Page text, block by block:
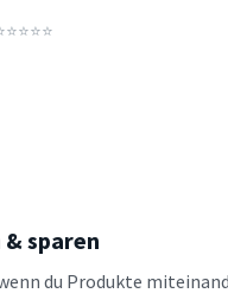
sparen
du Produkte